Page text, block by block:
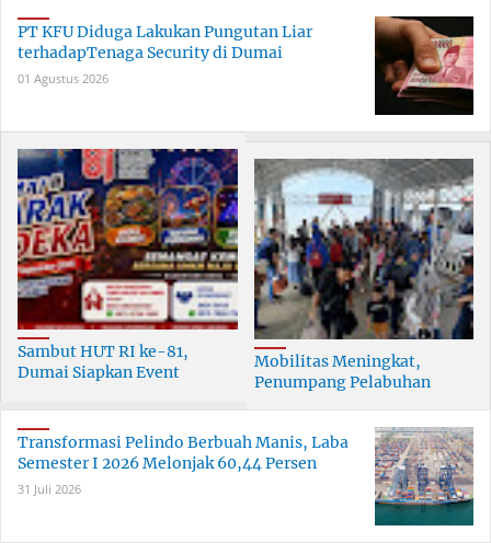
PT KFU Diduga Lakukan Pungutan Liar
terhadapTenaga Security di Dumai
01 Agustus 2026
Sambut HUT RI ke-81,
Dumai Siapkan Event
Mobilitas Meningkat,
Penumpang Pelabuhan
Transformasi Pelindo Berbuah Manis, Laba
Semester I 2026 Melonjak 60,44 Persen
31 Juli 2026